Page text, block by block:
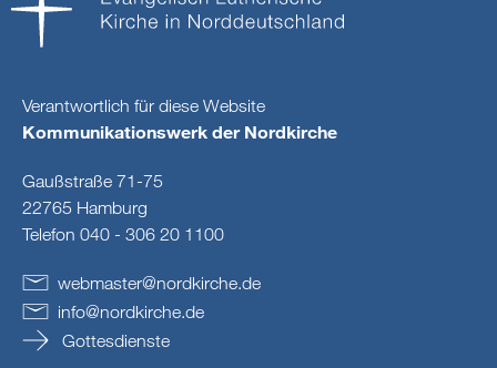
Verantwortlich für diese Website
Kommunikationswerk der Nordkirche
Gaußstraße 71-75
22765 Hamburg
Telefon 040 - 306 20 1100
webmaster@nordkirche.de
info@nordkirche.de
Gottesdienste